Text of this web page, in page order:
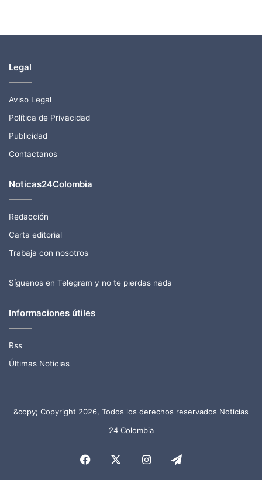
Legal
Aviso Legal
Política de Privacidad
Publicidad
Contactanos
Noticas24Colombia
Redacción
Carta editorial
Trabaja con nosotros
Síguenos en Telegram y no te pierdas nada
Informaciones útiles
Rss
Últimas Noticias
&copy; Copyright 2026, Todos los derechos reservados Noticias
24 Colombia
Facebook InstagramTelegram